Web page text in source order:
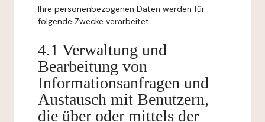
Ihre personenbezogenen Daten werden für
folgende Zwecke verarbeitet:
4.1 Verwaltung und
Bearbeitung von
Informationsanfragen und
Austausch mit Benutzern,
die über oder mittels der